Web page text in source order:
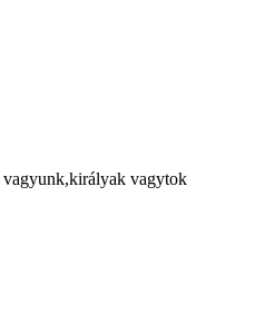
vagyunk,királyak vagytok